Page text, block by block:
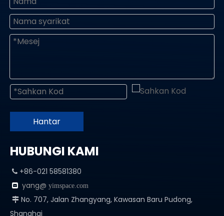
Hantar
HUBUNGI KAMI
 +86-021 58581380
 yang@ yimspace.com
 No. 707, Jalan Zhangyang, Kawasan Baru Pudong,
Shanghai